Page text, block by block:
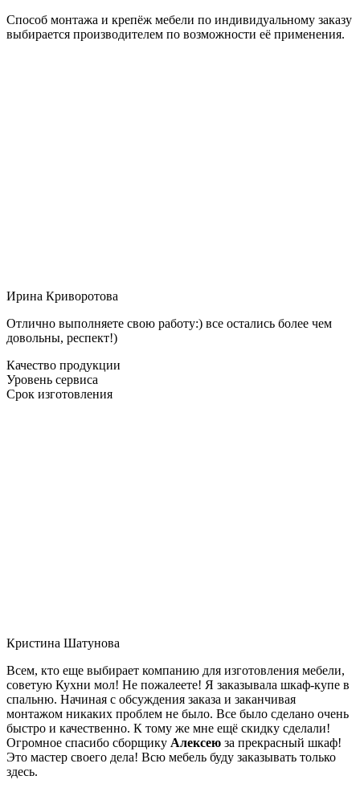
Способ монтажа и крепёж мебели по индивидуальному заказу
выбирается производителем по возможности её применения.
Ирина Криворотова
Отлично выполняете свою работу:) все остались более чем
довольны, респект!)
Качество продукции
Уровень сервиса
Срок изготовления
Кристина Шатунова
Всем, кто еще выбирает компанию для изготовления мебели,
советую Кухни мол! Не пожалеете! Я заказывала шкаф-купе в
спальню. Начиная с обсуждения заказа и заканчивая
монтажом никаких проблем не было. Все было сделано очень
быстро и качественно. К тому же мне ещё скидку сделали!
Огромное спасибо сборщику Алексею за прекрасный шкаф!
Это мастер своего дела! Всю мебель буду заказывать только
здесь.